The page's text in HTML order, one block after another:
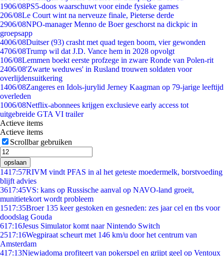
1906/08PS5-doos waarschuwt voor einde fysieke games
206/08Le Court wint na nerveuze finale, Pieterse derde
2906/08NPO-manager Menno de Boer geschorst na dickpic in
groepsapp
4006/08Duitser (93) crasht met quad tegen boom, vier gewonden
4706/08Trump wil dat J.D. Vance hem in 2028 opvolgt
106/08Lemmen boekt eerste profzege in zware Ronde van Polen-rit
2406/08'Zwarte weduwes' in Rusland trouwen soldaten voor
overlijdensuitkering
1406/08Zangeres en Idols-jurylid Jerney Kaagman op 79-jarige leeftijd
overleden
1006/08Netflix-abonnees krijgen exclusieve early access tot
uitgebreide GTA VI trailer
Actieve items
Actieve items
Scrollbar gebruiken
opslaan
1417:57RIVM vindt PFAS in al het geteste moedermelk, borstvoeding
blijft advies
3617:45VS: kans op Russische aanval op NAVO-land groeit,
munitietekort wordt probleem
1517:35Broer 135 keer gestoken en gesneden: zes jaar cel en tbs voor
doodslag Gouda
617:16Jesus Simulator komt naar Nintendo Switch
2517:16Wegpiraat scheurt met 146 km/u door het centrum van
Amsterdam
417:13Niewiadoma profiteert van pokerspel en grijpt geel op Ventoux